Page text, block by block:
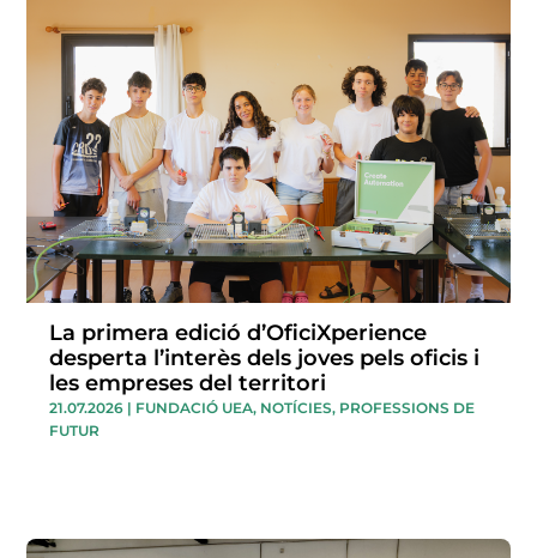
La primera edició d’OficiXperience
desperta l’interès dels joves pels oficis i
les empreses del territori
21.07.2026 | FUNDACIÓ UEA, NOTÍCIES, PROFESSIONS DE
FUTUR